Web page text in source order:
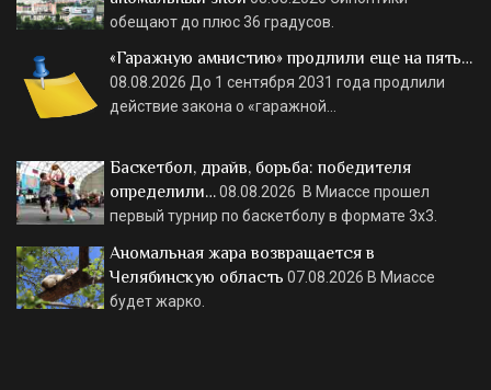
обещают до плюс 36 градусов.
«Гаражную амнистию» продлили еще на пять…
08.08.2026 До 1 сентября 2031 года продлили
действие закона о «гаражной…
Баскетбол, драйв, борьба: победителя
определили…08.08.2026 В Миассе прошел
первый турнир по баскетболу в формате 3х3.
Аномальная жара возвращается в
Челябинскую область 07.08.2026 В Миассе
будет жарко.